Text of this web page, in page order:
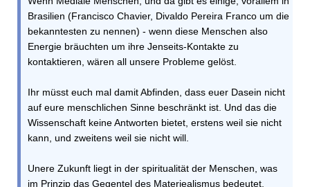
Brasilien (Francisco Chavier, Divaldo Pereira Franco um die
bekanntesten zu nennen) - wenn diese Menschen also
Energie bräuchten um ihre Jenseits-Kontakte zu
kontaktieren, wären all unsere Probleme gelöst.
Ihr müsst euch mal damit Abfinden, dass euer Dasein nicht
auf eure menschlichen Sinne beschränkt ist. Und das die
Wissenschaft keine Antworten bietet, erstens weil sie nicht
kann, und zweitens weil sie nicht will.
Unere Zukunft liegt in der spiritualität der Menschen, was
im Prinzip das Gegentel des Materiealismus bedeutet.